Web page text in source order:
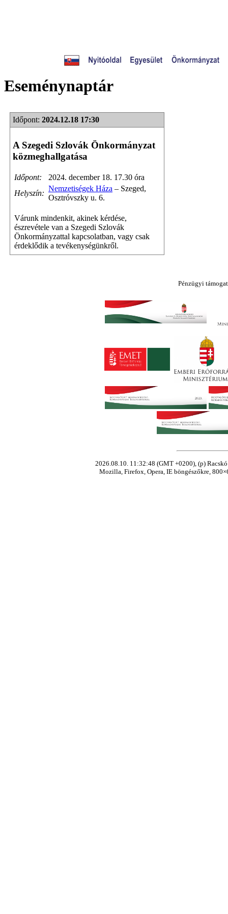
Eseménynaptár
Időpont: 2024.12.18 17:30
A Szegedi Szlovák Önkormányzat
közmeghallgatása
Időpont:
2024. december 18. 17.30 óra
Helyszín:
Nemzetiségek Háza – Szeged,
Osztróvszky u. 6.
Várunk mindenkit, akinek kérdése,
észrevétele van a Szegedi Szlovák
Önkormányzattal kapcsolatban, vagy csak
érdeklődik a tevékenységünkről.
Pénzügyi
2026.08.10. 11:32:48 (GMT +0200), (p)
Mozilla, Firefox, Opera, IE böngészőkre,